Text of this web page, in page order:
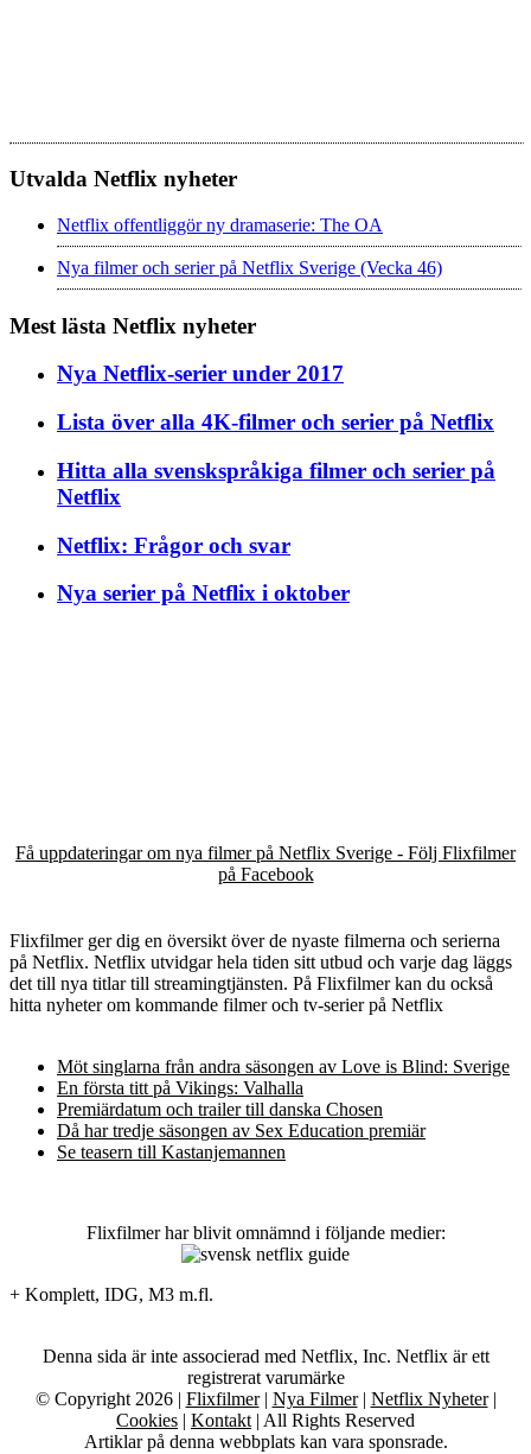
Utvalda Netflix nyheter
Netflix offentliggör ny dramaserie: The OA
Nya filmer och serier på Netflix Sverige (Vecka 46)
Mest lästa Netflix nyheter
Nya Netflix-serier under 2017
Lista över alla 4K-filmer och serier på Netflix
Hitta alla svenskspråkiga filmer och serier på
Netflix
Netflix: Frågor och svar
Nya serier på Netflix i oktober
Få uppdateringar om nya filmer på Netflix Sverige - Följ Flixfilmer
på Facebook
Flixfilmer ger dig en översikt över de nyaste filmerna och serierna
på Netflix. Netflix utvidgar hela tiden sitt utbud och varje dag läggs
det till nya titlar till streamingtjänsten. På Flixfilmer kan du också
hitta nyheter om kommande filmer och tv-serier på Netflix
Möt singlarna från andra säsongen av Love is Blind: Sverige
En första titt på Vikings: Valhalla
Premiärdatum och trailer till danska Chosen
Då har tredje säsongen av Sex Education premiär
Se teasern till Kastanjemannen
Flixfilmer har blivit omnämnd i följande medier:
+ Komplett, IDG, M3 m.fl.
Denna sida är inte associerad med Netflix, Inc. Netflix är ett
registrerat varumärke
© Copyright 2026 | Flixfilmer| Nya Filmer| Netflix Nyheter|
Cookies | Kontakt | All Rights Reserved
Artiklar på denna webbplats kan vara sponsrade.